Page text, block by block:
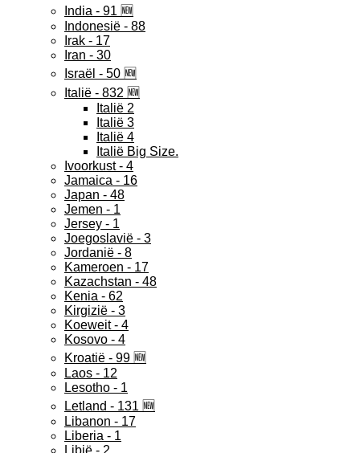
India - 91 🆕
Indonesië - 88
Irak - 17
Iran - 30
Israël - 50 🆕
Italië - 832 🆕
Italië 2
Italië 3
Italië 4
Italië Big Size.
Ivoorkust - 4
Jamaica - 16
Japan - 48
Jemen - 1
Jersey - 1
Joegoslavië - 3
Jordanië - 8
Kameroen - 17
Kazachstan - 48
Kenia - 62
Kirgizië - 3
Koeweit - 4
Kosovo - 4
Kroatië - 99 🆕
Laos - 12
Lesotho - 1
Letland - 131 🆕
Libanon - 17
Liberia - 1
Libië - 2